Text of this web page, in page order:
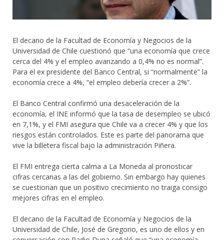
El decano de la Facultad de Economía y Negocios de la
Universidad de Chile cuestionó que “una economía que crece
cerca del 4% y el empleo avanzando a 0,4% no es normal”.
Para el ex presidente del Banco Central, si “normalmente” la
economía crece a 4%, “el empleo debería crecer a 2%”.
El Banco Central confirmó una desaceleración de la
economía, el INE informó que la tasa de desempleo se ubicó
en 7,1%, y el FMI asegura que Chile va a crecer 4% y que los
riesgos están controlados. Este es parte del panorama que
vive la billetera fiscal bajo la administración Piñera.
El FMI entrega cierta calma a La Moneda al pronosticar
cifras cercanas a las del gobierno. Sin embargo hay quienes
se cuestionan que un positivo crecimiento no traiga consigo
mejores cifras en el empleo.
El decano de la Facultad de Economía y Negocios de la
Universidad de Chile, José de Gregorio, es uno de ellos y en